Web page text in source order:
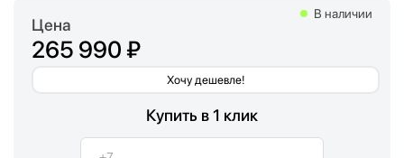
Цена
265 990 ₽
Хочу дешевле!
В наличии
Купить в 1 клик